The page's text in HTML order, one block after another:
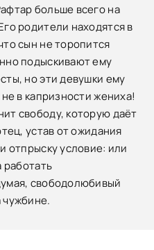
больше всего на
родители находятся в
сын не торопится
подыскивают ему
но эти девушки ему
в капризности жениха!
свободу, которую даёт
устав от ожидания
отпрыску условие: или
работать
свободолюбивый
чужбине.